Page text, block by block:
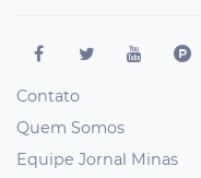
Contato
Quem Somos
Equipe Jornal Minas